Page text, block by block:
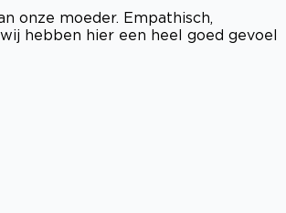
onze moeder. Empathisch,
hebben hier een heel goed gevoel